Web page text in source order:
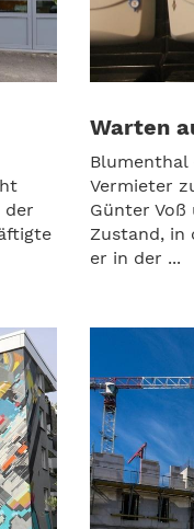
der
Warten
Blumenthal
Vermieter
Günter
Zustand, in
er in der ...